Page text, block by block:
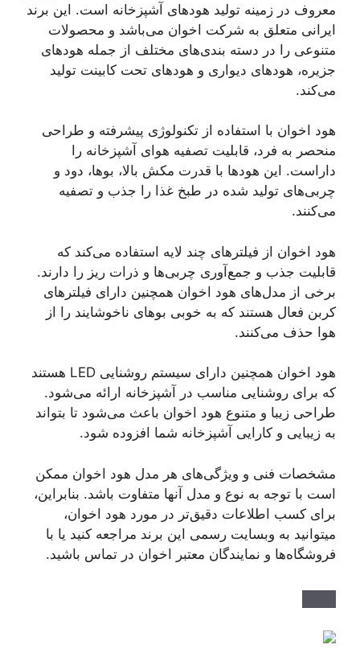
معروف در زمینه تولید هود‌های آشپزخانه است. این برند
ایرانی متعلق به شرکت اخوان می‌باشد و محصولات
متنوعی را در دسته بندی‌های مختلف از جمله هودهای
جزیره، هودهای دیواری و هودهای تحت کابینت تولید
می‌کند.
هود اخوان با استفاده از تکنولوژی پیشرفته و طراحی
منحصر به فرد، قابلیت تصفیه هوای آشپزخانه را
داراست. این هودها با قدرت مکش بالا، بوها، دود و
چربی‌های تولید شده در طبخ غذا را جذب و تصفیه
می‌کنند.
هود اخوان از فیلترهای چند لایه استفاده می‌کند که
قابلیت جذب و جمع‌آوری چربی‌ها و ذرات ریز را دارند.
برخی از مدل‌های هود اخوان همچنین دارای فیلترهای
کربن فعال هستند که به خوبی بوهای ناخوشایند را از
هوا حذف می‌کنند.
هود اخوان همچنین دارای سیستم روشنایی LED هستند
که برای روشنایی مناسب در آشپزخانه ارائه می‌شود.
طراحی زیبا و متنوع هود اخوان باعث می‌شود تا بتواند
به زیبایی و کارایی آشپزخانه شما افزوده شود.
مشخصات فنی و ویژگی‌های هر مدل هود اخوان ممکن
است با توجه به نوع و مدل آنها متفاوت باشد. بنابراین،
برای کسب اطلاعات دقیق‌تر در مورد هود اخوان،
میتوانید به وبسایت رسمی این برند مراجعه کنید یا با
فروشگاه‌ها و نمایندگان معتبر اخوان در تماس باشید.